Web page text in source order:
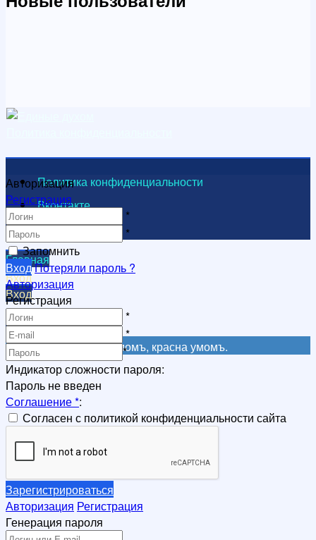
Политика конфиденциальности
Вконтакте
Видеоканал
Главная
Вход
Вход
Регистрация
Регистрация
Не красна книга письмомъ, красна умомъ.
Авторизация
Регистрация
*
*
Запомнить
ВходПотеряли пароль ?
Авторизация
Регистрация
*
*
*
Индикатор сложности пароля:
Пароль не введен
Соглашение*:
Согласен с политикой конфиденциальности сайта
Зарегистрироваться
Авторизация Регистрация
Генерация пароля